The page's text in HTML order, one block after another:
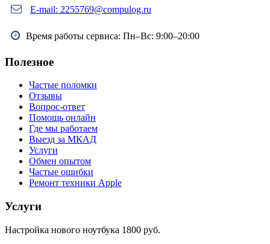
E-mail: 2255769@compulog.ru
Время работы сервиса: Пн–Вс: 9:00–20:00
Полезное
Частые поломки
Отзывы
Вопрос-ответ
Помощь онлайн
Где мы работаем
Выезд за МКАД
Услуги
Обмен опытом
Частые ошибки
Ремонт техники Apple
Услуги
Настройка нового ноутбука 1800 руб.